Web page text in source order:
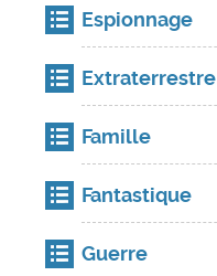
Espionnage
Extraterrestre
Famille
Fantastique
Guerre